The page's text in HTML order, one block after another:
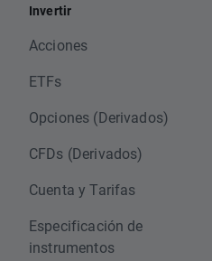
Invertir
Acciones
ETFs
Opciones (Derivados)
CFDs (Derivados)
Cuenta y Tarifas
Especificación de
instrumentos